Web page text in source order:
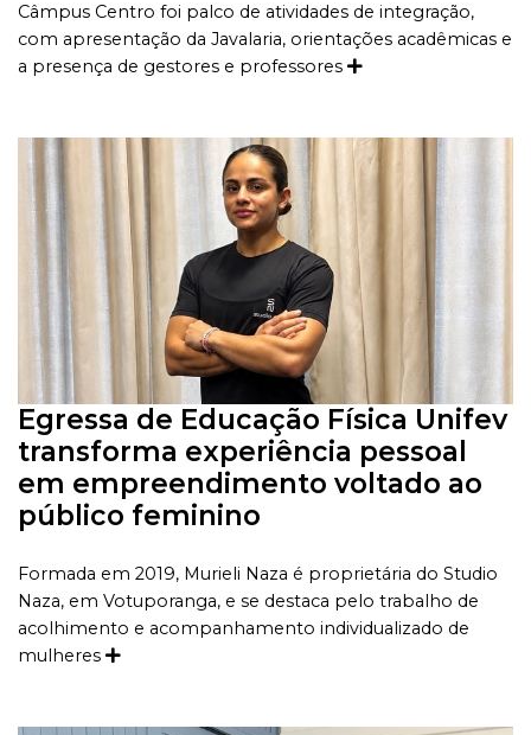
Câmpus Centro foi palco de atividades de integração,
com apresentação da Javalaria, orientações acadêmicas e
a presença de gestores e professores
Egressa de Educação Física Unifev
transforma experiência pessoal
em empreendimento voltado ao
público feminino
Formada em 2019, Murieli Naza é proprietária do Studio
Naza, em Votuporanga, e se destaca pelo trabalho de
acolhimento e acompanhamento individualizado de
mulheres